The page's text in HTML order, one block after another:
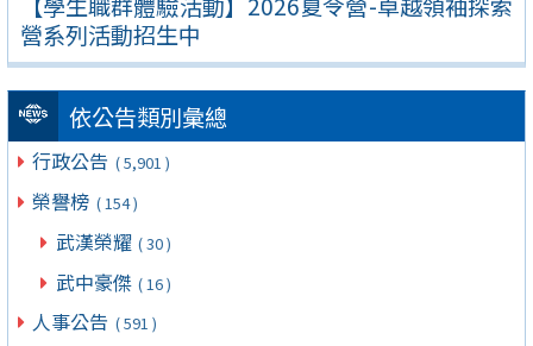
營系列活動招生中
依公告類別彙總
行政公告 ( 5,901 )
榮譽榜 ( 154 )
武漢榮耀 ( 30 )
武中豪傑 ( 16 )
人事公告 ( 591 )